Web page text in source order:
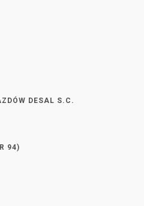
DESAL S.C.
94)